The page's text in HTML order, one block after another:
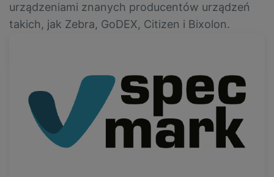
urządzeniami znanych producentów urządzeń
takich, jak Zebra, GoDEX, Citizen i Bixolon.